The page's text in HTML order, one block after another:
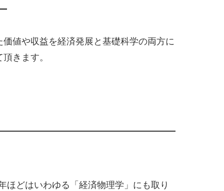
値や収益を経済発展と基礎科学の両方に
きます。
ほどはいわゆる「経済物理学」にも取り